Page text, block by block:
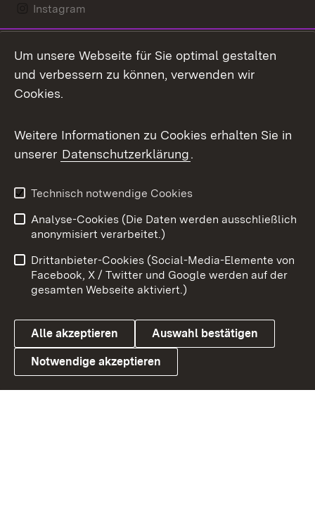
Instagram
Mastodon
Messenger
Social Wall
X / Twitter
Youtube
Link zum Landesportal
Benutzungshinweise
Barrierefreiheit
Datenschutz
Cookies
Um unsere Webseite für Sie optimal gestalten
und verbessern zu können, verwenden wir
Cookies.
Weitere Informationen zu Cookies erhalten Sie in
unserer Datenschutzerklärung.
Technisch notwendige Cookies
Analyse-Cookies (Die Daten werden ausschließlich
anonymisiert verarbeitet.)
Drittanbieter-Cookies (Social-Media-Elemente von
Facebook, X / Twitter und Google werden auf der
gesamten Webseite aktiviert.)
Alle akzeptieren Auswahl bestätigen
Notwendige akzeptieren